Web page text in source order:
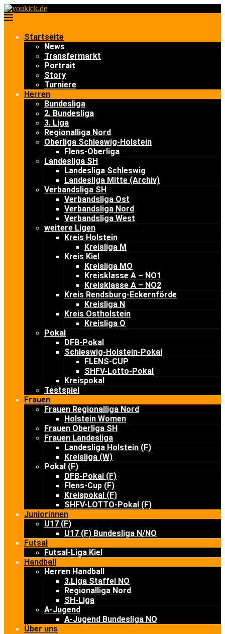
Startseite
News
Transfermarkt
Portrait
Story
Turniere
Herren
Bundesliga
2. Bundesliga
3. Liga
Regionalliga Nord
Oberliga Schleswig-Holstein
Flens-Oberliga
Landesliga SH
Landesliga Schleswig
Landesliga Mitte (Archiv)
Verbandsliga SH
Verbandsliga Ost
Verbandsliga Nord
Verbandsliga West
weitere Ligen
Kreis Holstein
Kreisliga M
Kreis Kiel
Kreisliga MO
Kreisklasse A – NO1
Kreisklasse A – NO2
Kreis Rendsburg-Eckernförde
Kreisliga N
Kreis Ostholstein
Kreisliga O
Pokal
DFB-Pokal
Schleswig-Holstein-Pokal
FLENS-CUP
SHFV-Lotto-Pokal
Kreispokal
Testspiel
Frauen
Frauen Regionalliga Nord
Holstein Women
Frauen Oberliga SH
Frauen Landesliga
Landesliga Holstein (F)
Kreisliga (W)
Pokal (F)
DFB-Pokal (F)
Flens-Cup (F)
Kreispokal (F)
SHFV-LOTTO-Pokal (F)
Juniorinnen
U17 (F)
U17 (F) Bundesliga N/NO
Futsal
Futsal-Liga Kiel
Handball
Herren Handball
3.Liga Staffel NO
Regionalliga Nord
SH-Liga
A-Jugend
A-Jugend Bundesliga NO
Über uns